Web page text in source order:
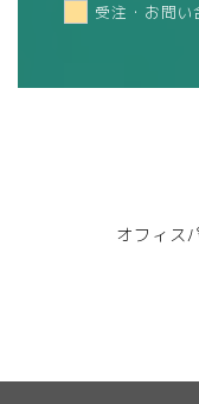
受注・お問い
オフィス